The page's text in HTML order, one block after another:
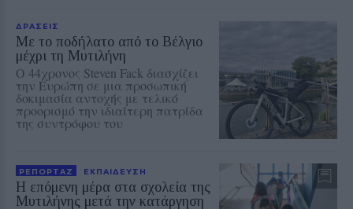
ΔΡΑΣΕΙΣ
Με το ποδήλατο από το Βέλγιο
μέχρι τη Μυτιλήνη
Ο 44χρονος Steven Fack διασχίζει
την Ευρώπη σε μια προσωπική
δοκιμασία αντοχής με τελικό
προορισμό την ιδιαίτερη πατρίδα
της συντρόφου του
ΡΕΠΟΡΤΑΖ ΕΚΠΑΙΔΕΥΣΗ
Η επόμενη μέρα στα σχολεία της
Μυτιλήνης μετά την κατάργηση